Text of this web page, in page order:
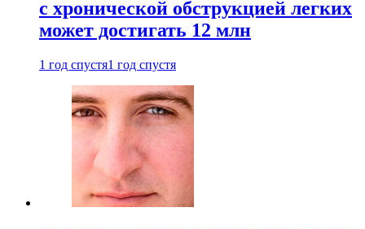
с хронической обструкцией легких
может достигать 12 млн
1 год спустя1 год спустя